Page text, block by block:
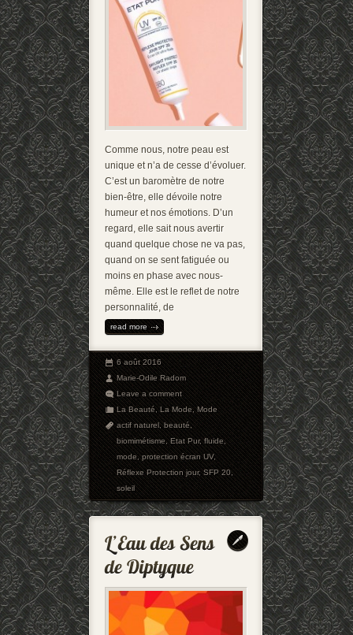
Comme nous, notre peau est
unique et n’a de cesse d’évoluer.
C’est un baromètre de notre
bien-être, elle dévoile notre
humeur et nos émotions. D’un
regard, elle sait nous avertir
quand quelque chose ne va pas,
quand on se sent fatiguée ou
moins en phase avec nous-
même. Elle est le reflet de notre
personnalité, de
read more
6 août 2016
Marie-Odile Radom
Leave a comment
La Beauté,La Mode,Mode
actif naturel,beauté,
biomimétisme,Etat Pur,fluide,
mode,protection écran UV,
Réflexe Protection jour,SFP 20,
soleil